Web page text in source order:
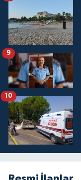
9
10